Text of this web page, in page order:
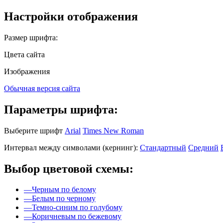
Настройки отображения
Размер шрифта:
Цвета сайта
Изображения
Обычная версия сайта
Параметры шрифта:
Выберите шрифт Arial Times New Roman
Интервал между символами (кернинг): Стандартный Средний
Выбор цветовой схемы:
—Черным по белому
—Белым по черному
—Темно-синим по голубому
—Коричневым по бежевому